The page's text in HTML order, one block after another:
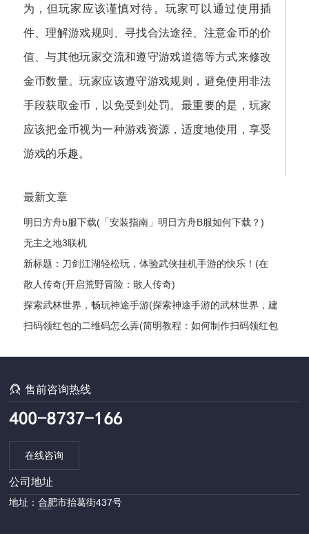
为，但玩家应该谨慎对待。玩家可以通过使用插
件、理解游戏规则、寻找合法途径、注意金币的价
值、与其他玩家交流和遵守游戏道德等方式来修改
金币数量。玩家应该遵守游戏规则，避免使用非法
手段获取金币，以免受到处罚。最重要的是，玩家
应该把金币视为一种游戏资源，适度地使用，享受
游戏的乐趣。
最新文章
明日方舟b服下载(「安装指南」明日方舟B服如何下载？)
无主之地3联机
新标题：刀剑江湖轻松玩，体验武侠挂机手游的快乐！(在
《刀剑江湖》中尽情畅游，感受武侠世界的奥秘！)
散人传奇(开启荒野冒险：散人传奇)
探索武林世界，畅玩神途手游(探索神途手游的武林世界，建
立你的传奇故事)
扫码领红包的二维码怎么弄(简明教程：如何制作扫码领红包
售前咨询热线
在线咨询
公司地址
地址：合肥市抬葛街437号